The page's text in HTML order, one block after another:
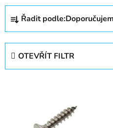
Ř
z
Řadit podle:
OTEVŘÍT FILTR